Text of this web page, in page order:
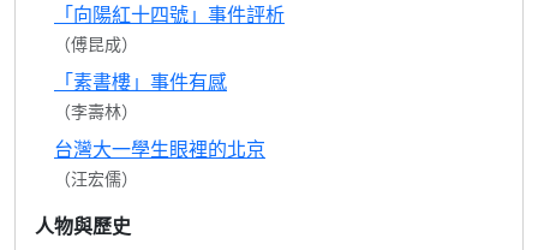
「向陽紅十四號」事件評析
（傅昆成）
「素書樓」事件有感
（李壽林）
台灣大一學生眼裡的北京
（汪宏儒）
人物與歷史